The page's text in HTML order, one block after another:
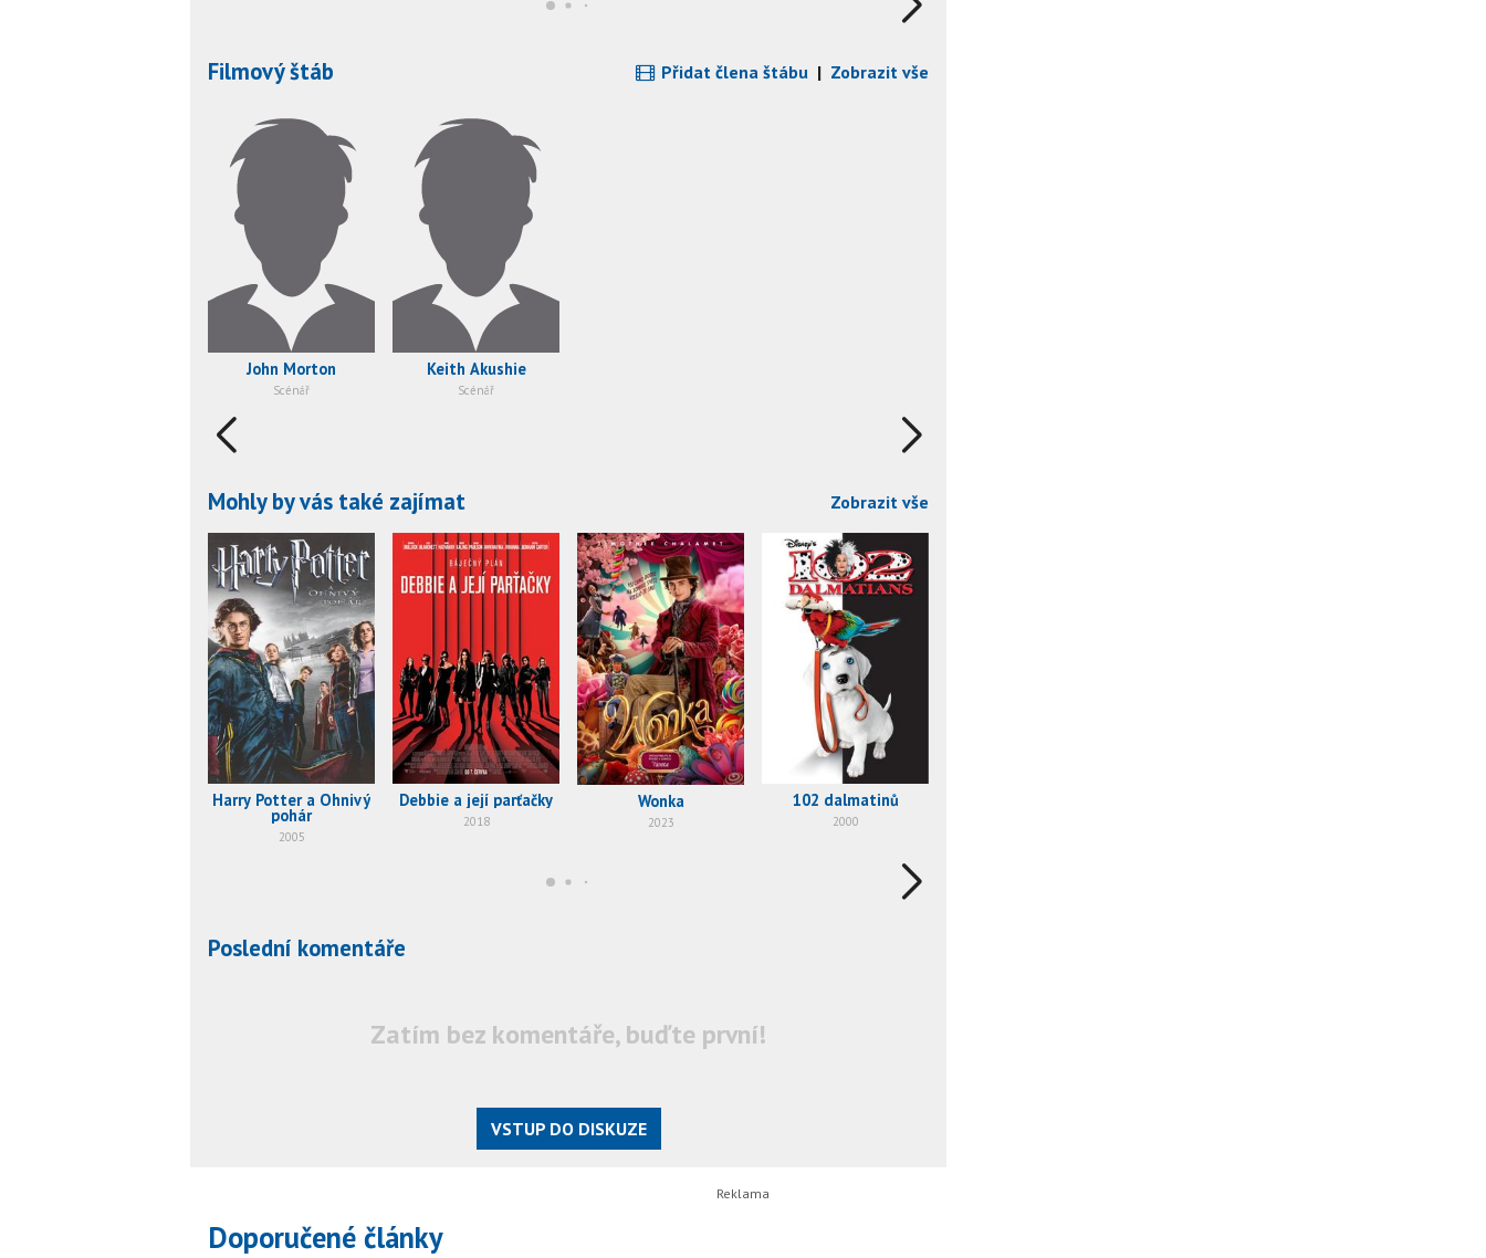
Filmový štáb Přidat člena štábu | Zobrazit vše
John Morton
Scénář
Keith Akushie
Scénář
Mohly by vás také zajímat Zobrazit vše
Harry Potter a Ohnivý
pohár
2005
Debbie a její parťačky
2018
Wonka
2023
102 dalmatinů
2000
Poslední komentáře
Zatím bez komentáře, buďte první!
VSTUP DO DISKUZE
Doporučené články